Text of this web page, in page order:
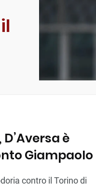
è
Giampaolo
contro il Torino di